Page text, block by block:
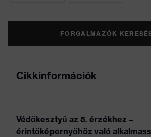
FORGALMAZÓK
Cikkinformációk
Védőkesztyű az 5. érzékhez –
érintőképernyőhöz való